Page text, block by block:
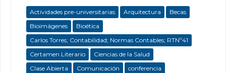
Actividades pre-universitarias Arquitectura
Becas
Bioimágenes
Bioética
Carlos Torres; Contabilidad; Normas Contables; RTNº41
Certamen Literario
Ciencias de la Salud
Clase Abierta
Comunicación
conferencia